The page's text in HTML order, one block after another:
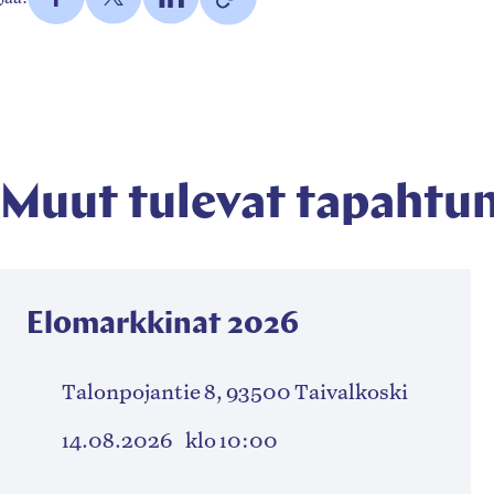
Facebookissa
TwitterissäLinkedInissä
kamarimusiikkia/
Muut tulevat
Elomarkkinat 2026
Talonpojantie 8, 93500 Taivalkoski
14.08.2026 klo 10:00